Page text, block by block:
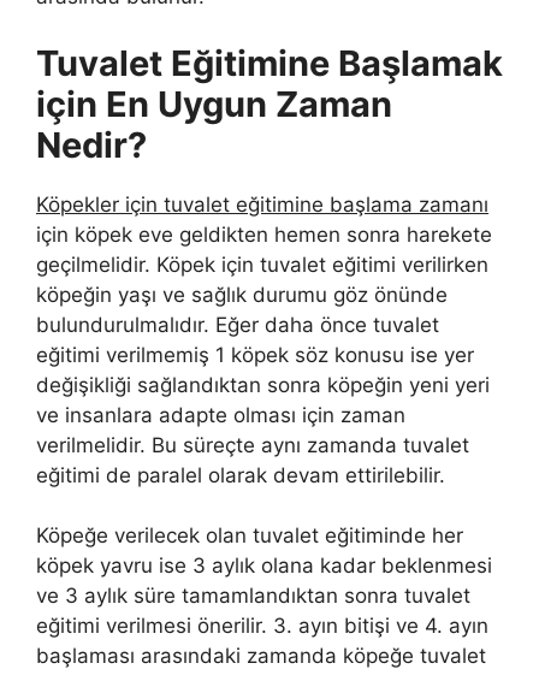
Tuvalet Eğitimine Başlamak
için En Uygun Zaman
Nedir?
Köpekler için tuvalet eğitimine başlama zamanı
için köpek eve geldikten hemen sonra harekete
geçilmelidir. Köpek için tuvalet eğitimi verilirken
köpeğin yaşı ve sağlık durumu göz önünde
bulundurulmalıdır. Eğer daha önce tuvalet
eğitimi verilmemiş 1 köpek söz konusu ise yer
değişikliği sağlandıktan sonra köpeğin yeni yeri
ve insanlara adapte olması için zaman
verilmelidir. Bu süreçte aynı zamanda tuvalet
eğitimi de paralel olarak devam ettirilebilir.
Köpeğe verilecek olan tuvalet eğitiminde her
köpek yavru ise 3 aylık olana kadar beklenmesi
ve 3 aylık süre tamamlandıktan sonra tuvalet
eğitimi verilmesi önerilir. 3. ayın bitişi ve 4. ayın
başlaması arasındaki zamanda köpeğe tuvalet